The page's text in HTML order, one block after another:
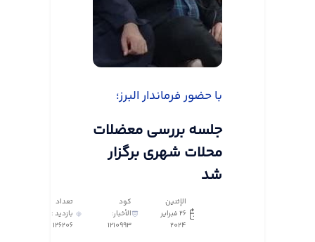
با حضور فرماندار البرز؛
جلسه بررسی معضلات
محلات شهری برگزار
شد
الإثنين
٢٦ فبراير
٢٠٢٤
كود
الأخبار:
1210993
تعداد
بازدید :
126206